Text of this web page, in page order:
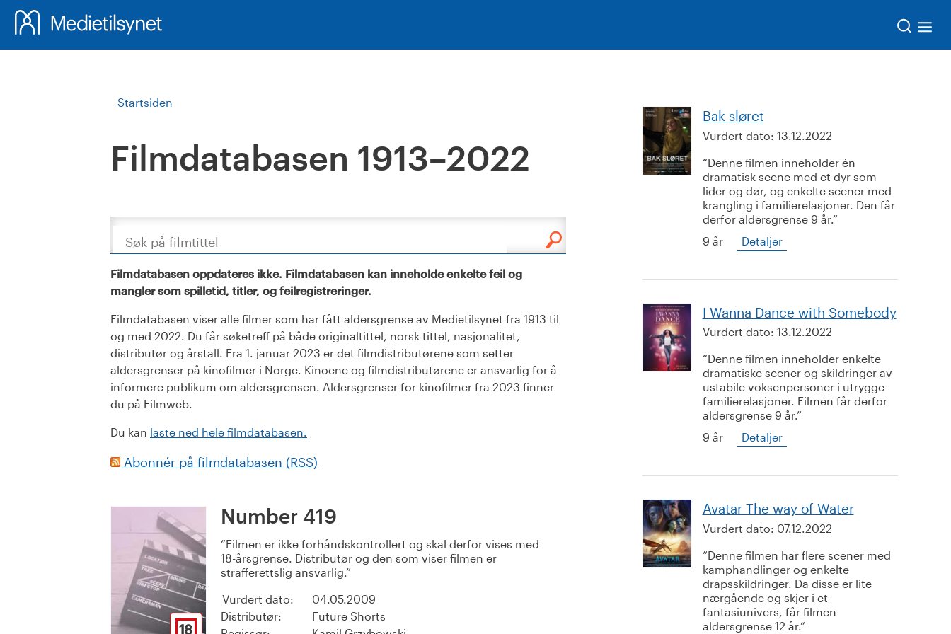
Startsiden
Filmdatabasen 1913–2022
Søk
Filmdatabasen oppdateres ikke. Filmdatabasen kan inneholde enkelte feil og
mangler som spilletid, titler, og feilregistreringer.
Filmdatabasen viser alle filmer som har fått aldersgrense av Medietilsynet fra 1913 til
og med 2022. Du får søketreff på både originaltittel, norsk tittel, nasjonalitet,
distributør og årstall. Fra 1. januar 2023 er det filmdistributørene som setter
aldersgrenser på kinofilmer i Norge. Kinoene og filmdistributørene er ansvarlig for å
informere publikum om aldersgrensen. Aldersgrenser for kinofilmer fra 2023 finner
du på Filmweb.
Du kan laste ned hele filmdatabasen.
Abonnér på filmdatabasen (RSS)
18
Number 419
Filmen er ikke forhåndskontrollert og skal derfor vises med
18-årsgrense. Distributør og den som viser filmen er
strafferettslig ansvarlig.
Vurdert dato:
04.05.2009
Distributør:
Future Shorts
Bak sløret
Vurdert dato: 13.12.2022
Denne filmen inneholder én
dramatisk scene med et dyr som
lider og dør, og enkelte scener med
krangling i familierelasjoner. Den får
derfor aldersgrense 9 år.
9 år
Detaljer
I Wanna Dance with Somebody
Vurdert dato: 13.12.2022
Denne filmen inneholder enkelte
dramatiske scener og skildringer av
ustabile voksenpersoner i utrygge
familierelasjoner. Filmen får derfor
aldersgrense 9 år.
9 år
Detaljer
Avatar The way of Water
Vurdert dato: 07.12.2022
Denne filmen har flere scener med
kamphandlinger og enkelte
drapsskildringer. Da disse er lite
nærgående og skjer i et
fantasiunivers, får filmen
aldersgrense 12 år.